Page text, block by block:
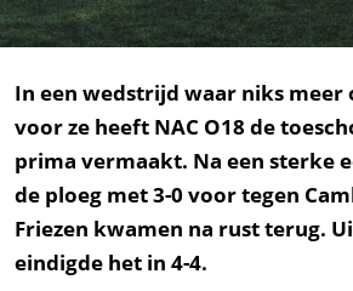
In een wedstrijd waar niks meer
voor ze heeft NAC O18 de
prima vermaakt. Na een sterke
de ploeg met 3-0 voor tegen
Friezen kwamen na rust terug.
eindigde het in 4-4.